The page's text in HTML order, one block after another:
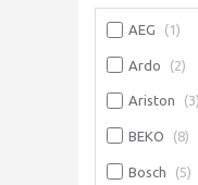
AEG 1
Ardo 2
Ariston 3
BEKO 8
Bosch 5